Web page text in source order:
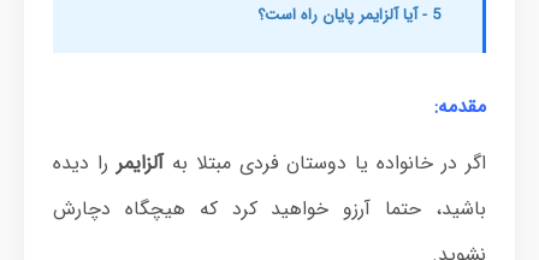
5 - آیا آلزایمر پایان راه است؟
مقدمه:
اگر در خانواده یا دوستان فردی مبتلا بهآلزایمر را دیده
باشید، حتما آرزو خواهید کرد که هیچگاه دچارش